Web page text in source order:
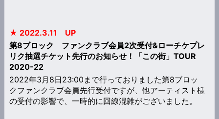
★ 2022.3.11 UP
第8ブロック ファンクラブ会員2次受付&ローチケプレ
リク抽選チケット先行のお知らせ！「この街」TOUR
2020-22
2022年3月8日23:00まで行っておりました第8ブロッ
クファンクラブ会員先行受付ですが、他アーティスト様
の受付の影響で、一時的に回線混雑がございました。